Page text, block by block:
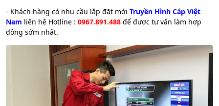
- Khách hàng có nhu cầu lắp đặt mới Truyền Hình Cáp Việt
Nam liên hệ Hotline : 0967.891.488 để được tư vấn làm hợp
đồng sớm nhất.